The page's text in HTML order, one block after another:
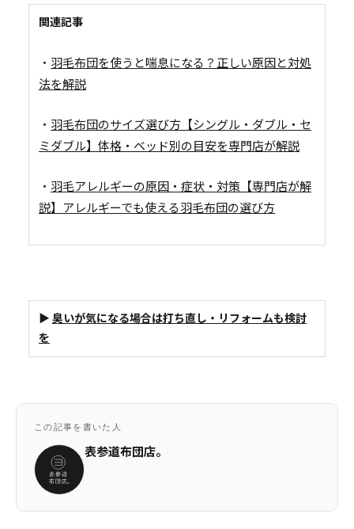
関連記事
・ 羽毛布団を使うと喘息になる？正しい原因と対処
法を解説
・ 羽毛布団のサイズ選び方【シングル・ダブル・セ
ミダブル】体格・ベッド別の目安を専門店が解説
・ 羽毛アレルギーの原因・症状・対策【専門店が解
説】アレルギーでも使える羽毛布団の選び方
▶ 臭いが気になる場合は打ち直し・リフォームも検討
を
この記事を書いた人
表参道布団店。